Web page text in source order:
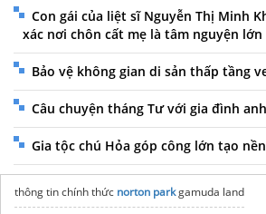
Con gái của liệt sĩ Nguyễn Thị Minh
xác nơi chôn cất mẹ là tâm nguyện
Bảo vệ không gian di sản thấp tầng
Câu chuyện tháng Tư với gia đình
Gia tộc chú Hỏa góp công lớn tạo
thông tin chính thức norton parkgamuda land